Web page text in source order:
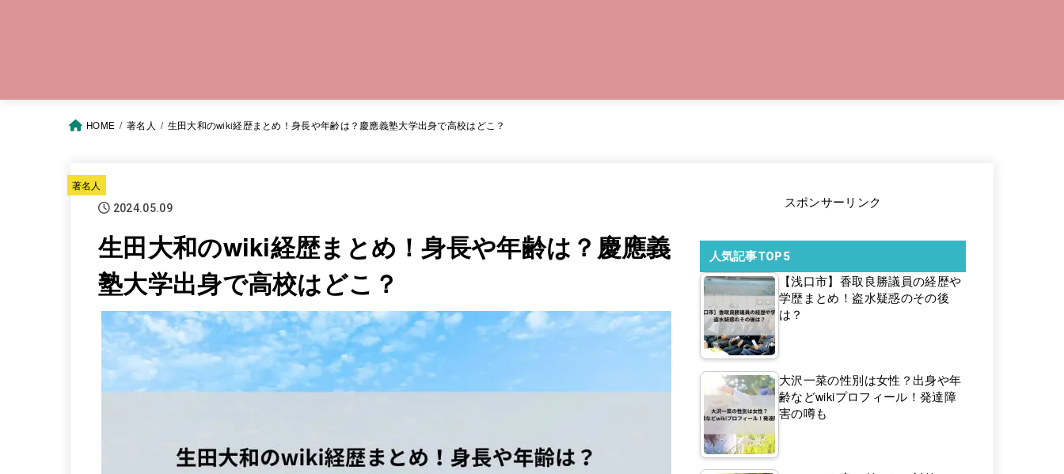
HOME 著名人 生田大和のwiki経歴まとめ！身長や年齢は？慶應義塾大学出身で高校はどこ？
著名人
2024.05.09
生田大和のwiki経歴まとめ！身長や年齢は？慶應義
塾大学出身で高校はどこ？
スポンサーリンク
人気記事TOP5
【浅口市】香取良勝議員の経歴や
学歴まとめ！盗水疑惑のその後
は？
大沢一菜の性別は女性？出身や年
齢などwikiプロフィール！発達障
害の噂も